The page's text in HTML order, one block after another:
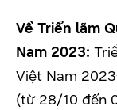
Về Triển lãm
Nam 2023:
Việt Nam
(từ 28/10 đến